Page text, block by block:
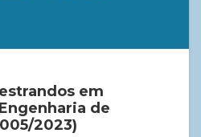
em
de
2023)